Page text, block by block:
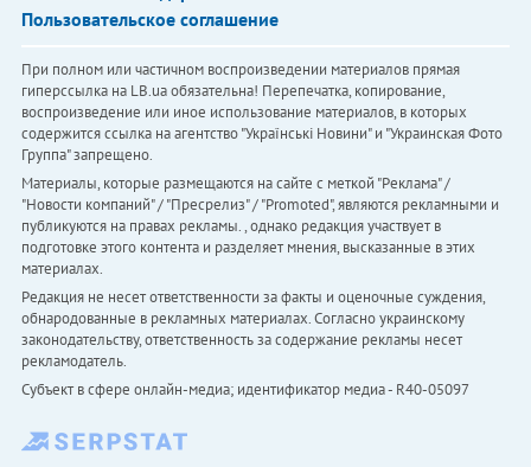
Пользовательское соглашение
При полном или частичном воспроизведении материалов прямая
гиперссылка на LB.ua обязательна! Перепечатка, копирование,
воспроизведение или иное использование материалов, в которых
содержится ссылка на агентство "Українськi Новини" и "Украинская Фото
Группа" запрещено.
Материалы, которые размещаются на сайте с меткой "Реклама" /
"Новости компаний" / "Пресрелиз" / "Promoted", являются рекламными и
публикуются на правах рекламы. , однако редакция участвует в
подготовке этого контента и разделяет мнения, высказанные в этих
материалах.
Редакция не несет ответственности за факты и оценочные суждения,
обнародованные в рекламных материалах. Согласно украинскому
законодательству, ответственность за содержание рекламы несет
рекламодатель.
Субъект в сфере онлайн-медиа; идентификатор медиа - R40-05097